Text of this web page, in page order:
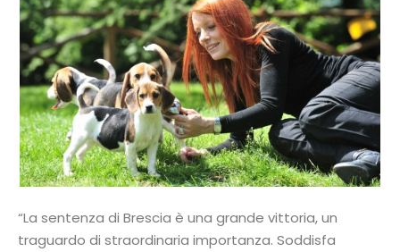
“La sentenza di Brescia è una grande vittoria, un
traguardo di straordinaria importanza. Soddisfa